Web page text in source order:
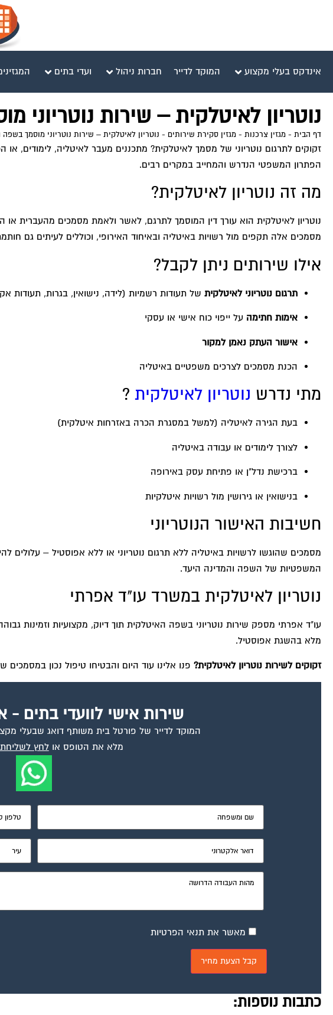
אינדקס בעלי מקצוע המוקד לדייר חברות ניהול ועדי בתים
נוטריון לאיטלקית – שירות
דף הבית - מגזין צרכנות - מגזין סקירת שירותים - נוטריון לאיטלקית – שירות נוטריוני מוסמך
זקוקים לתרגום נוטריוני של מסמך לאיטלקית? מתכננים מעבר לאיטליה, לימודים, או
הפתרון המשפטי הנדרש והמחייב במקרים רבים.
מה זה נוטריון לאיטלקית?
נוטריון לאיטלקית הוא עורך דין המוסמך לתרגם, לאשר ולאמת מסמכים מהעברית
מסמכים אלה תקפים מול רשויות באיטליה ובאיחוד האירופי, וכוללים לעיתים גם
אילו שירותים ניתן לקבל?
תרגום נוטריוני לאיטלקית של תעודות רשמיות (לידה, נישואין, בגרות, תעודות
אימות חתימה על ייפוי כוח אישי או עסקי
אישור העתק נאמן למקור
הכנת מסמכים לצרכים משפטיים באיטליה
מתי נדרש נוטריון לאיטלקית ?
בעת הגירה לאיטליה (למשל במסגרת הכרה באזרחות איטלקית)
לצורך לימודים או עבודה באיטליה
ברכישת נדל"ן או פתיחת עסק באירופה
בנישואין או גירושין מול רשויות איטלקיות
חשיבות האישור הנוטריוני
מסמכים שהוגשו לרשויות באיטליה ללא תרגום נוטריוני או ללא אפוסטיל – עלולים
המשפטיות של השפה והמדינה היעד.
נוטריון לאיטלקית במשרד עו"ד אפרתי
עו"ד אפרתי מספק שירות נוטריוני בשפה האיטלקית תוך דיוק, מקצועיות וזמינות
מלא בהשגת אפוסטיל.
זקוקים לשירות נוטריון לאיטלקית? פנו אלינו עוד היום והבטיחו טיפול נכון
שירות אישי לוועדי בתים -
המוקד לדייר של פורטל בית משותף דואג שבעלי
מלא את הטופס אולחץ
מאשר את תנאי הפרטיות
כתבות נוספות: